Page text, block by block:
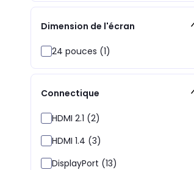
Dimension de l'écran
24 pouces (1)
Connectique
HDMI 2.1 (2)
HDMI 1.4 (3)
DisplayPort (13)